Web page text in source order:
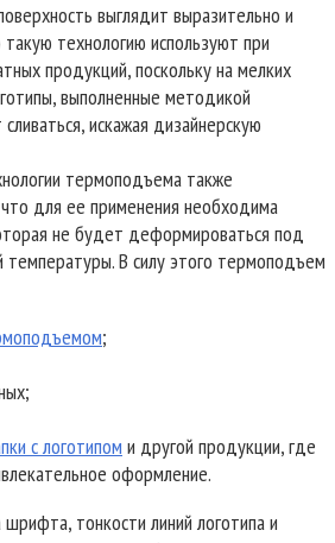
выглядит выразительно и
технологию используют при
продукций, поскольку на мелких
выполненные методикой
искажая дизайнерскую
термоподъема также
для ее применения необходима
не будет деформироваться под
температуры. В силу этого термоподъем
;
с логотипом и другой продукции, где
оформление.
тонкости линий логотипа и